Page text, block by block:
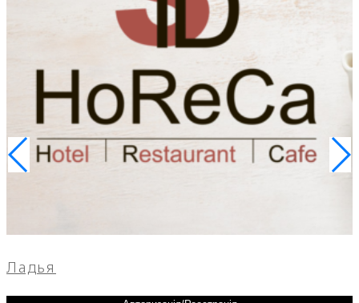
Ладья